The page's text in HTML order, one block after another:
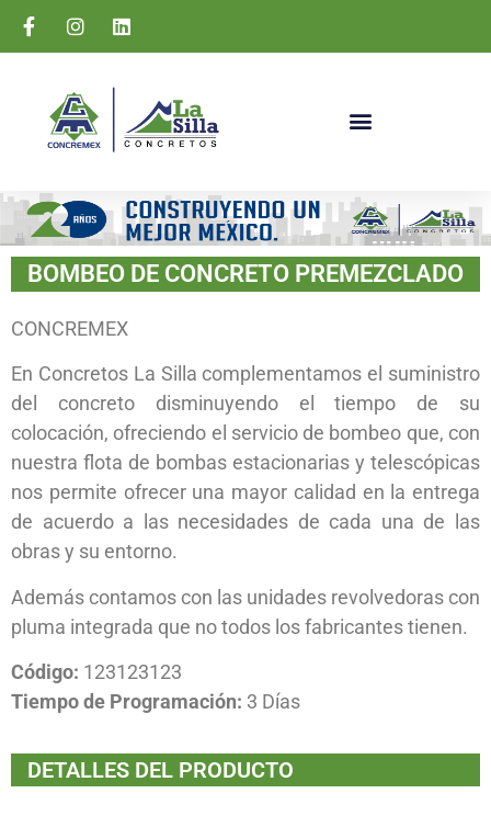
BOMBEO DE CONCRETO PREMEZCLADO
CONCREMEX
En Concretos La Silla complementamos el suministro
del concreto disminuyendo el tiempo de su
colocación, ofreciendo el servicio de bombeo que, con
nuestra flota de bombas estacionarias y telescópicas
nos permite ofrecer una mayor calidad en la entrega
de acuerdo a las necesidades de cada una de las
obras y su entorno.
Además contamos con las unidades revolvedoras con
pluma integrada que no todos los fabricantes tienen.
Código: 123123123
Tiempo de Programación: 3 Días
DETALLES DEL PRODUCTO